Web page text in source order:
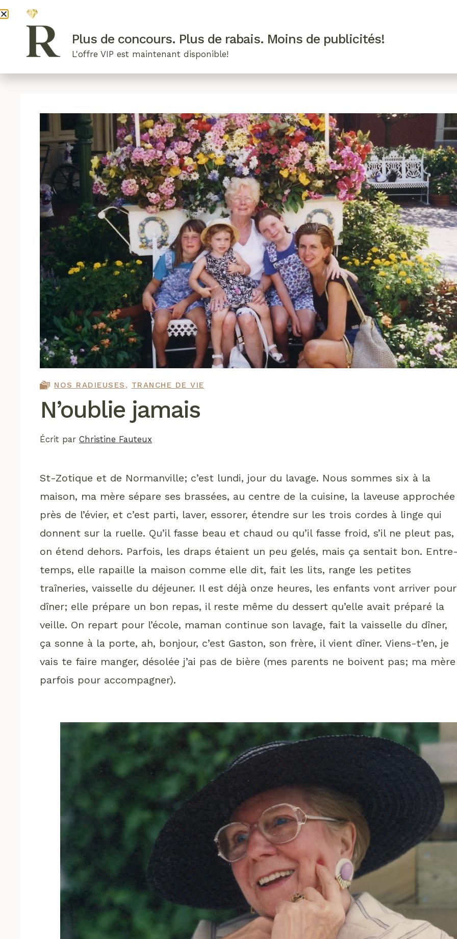
NOS RADIEUSES , TRANCHE DE VIE
N’oublie jamais
Écrit parChristine Fauteux
St-Zotique et de Normanville; c’est lundi, jour du lavage. Nous sommes six à la
maison, ma mère sépare ses brassées, au centre de la cuisine, la laveuse approchée
près de l’évier, et c’est parti, laver, essorer, étendre sur les trois cordes à linge qui
donnent sur la ruelle. Qu’il fasse beau et chaud ou qu’il fasse froid, s’il ne pleut pas,
on étend dehors. Parfois, les draps étaient un peu gelés, mais ça sentait bon.
temps, elle rapaille la maison comme elle dit, fait les lits, range les petites
traîneries, vaisselle du déjeuner. Il est déjà onze heures, les enfants vont arriver pour
dîner; elle prépare un bon repas, il reste même du dessert qu’elle avait préparé la
veille. On repart pour l’école, maman continue son lavage, fait la vaisselle du dîner,
ça sonne à la porte, ah, bonjour, c’est Gaston, son frère, il vient dîner. Viens-t’en, je
vais te faire manger, désolée j’ai pas de bière (mes parents ne boivent pas; ma mère
parfois pour accompagner).
Plus de concours. Plus de rabais. Moins de publicités!
L'offre VIP est maintenant disponible!